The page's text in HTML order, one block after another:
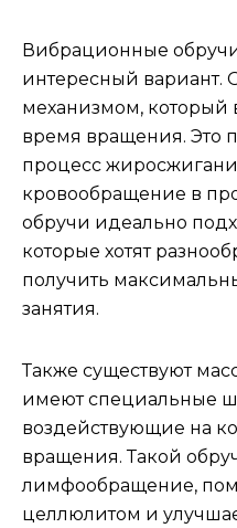
Вибрационные
интересный вариант.
механизмом, который
время вращения. Это
процесс
кровообращение в
обручи идеально
которые хотят
получить
занятия.
Также существуют
имеют специальные
воздействующие на
вращения. Такой
лимфообращение,
целлюлитом и